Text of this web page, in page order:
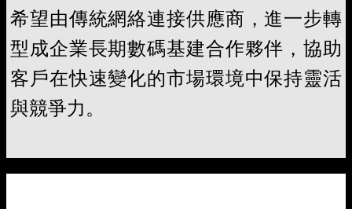
希望由傳統網絡連接供應商，進一步轉
型成企業長期數碼基建合作夥伴，協助
客戶在快速變化的市場環境中保持靈活
與競爭力。